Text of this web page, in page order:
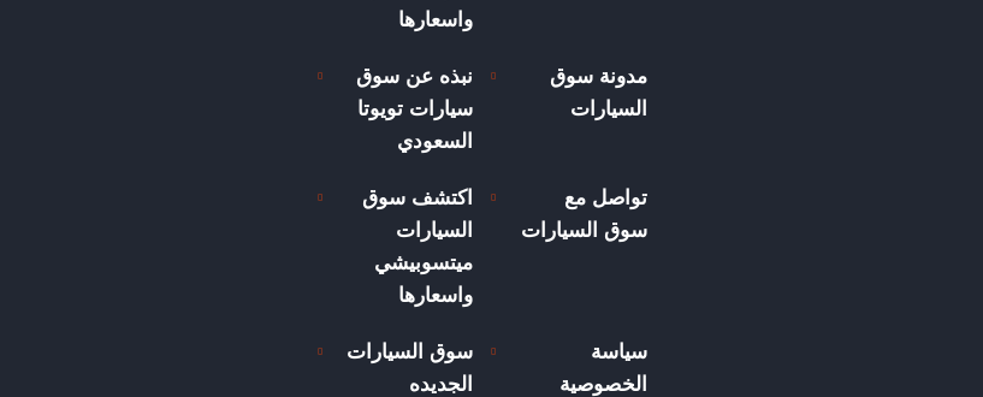
واسعارها
مدونة سوق
السيارات
نبذه عن سوق
سيارات تويوتا
السعودي
تواصل مع
سوق السيارات
اكتشف سوق
السيارات
ميتسوبيشي
واسعارها
سياسة
الخصوصية
سوق السيارات
الجديده